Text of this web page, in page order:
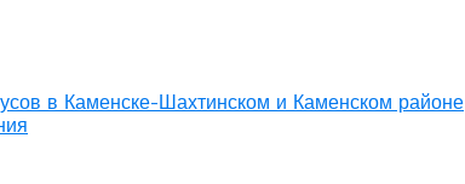
в Каменске-Шахтинском и Каменском районе